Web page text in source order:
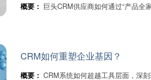
概要： 巨头CRM供应商如何通过“产品全
CRM如何重塑企业基因？
概要： CRM系统如何超越工具层面，深